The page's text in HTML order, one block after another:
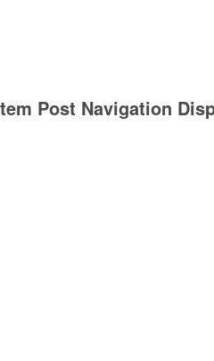
Post Navigation